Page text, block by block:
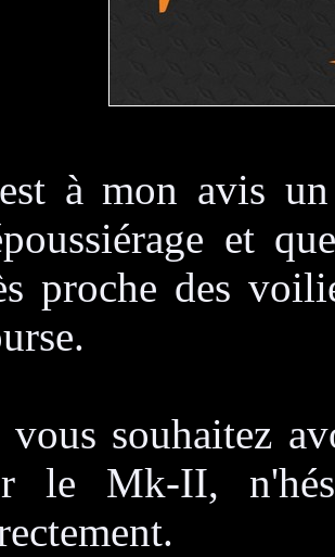
à mon avis
et
proche des
vous souhaitez
le Mk-II,